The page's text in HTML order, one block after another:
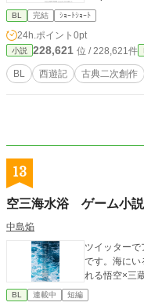
BL 完結 ｼｮｰﾄｼｮｰﾄ
24h.ポイント 0pt
小説 228,621 位 / 228,621件
BL 西遊記 古典二次創作
13
空三海水浴 ゲーム小説
中島焔
ツイッター
です。海にい
れる悟空×三
BL 連載中 短編